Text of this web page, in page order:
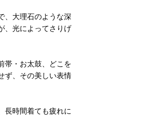
、大理石のような深
、光によってさりげ
帯・お太鼓、どこを
ず、その美しい表情
長時間着ても疲れに